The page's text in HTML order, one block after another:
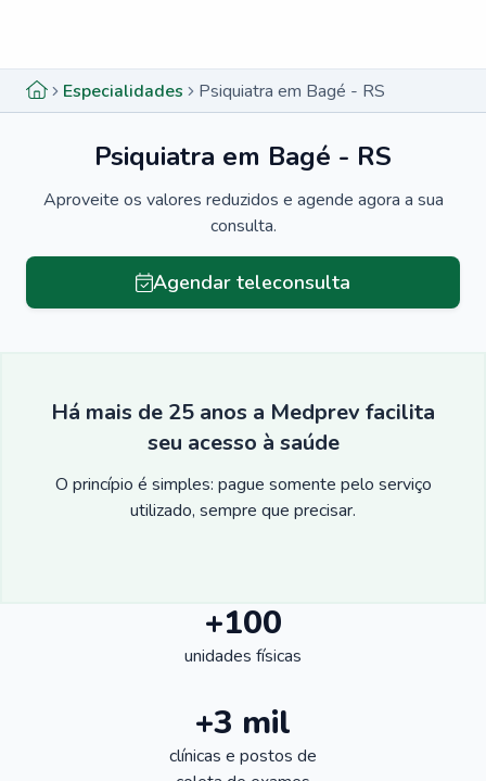
Especialidades Psiquiatra em Bagé - RS
Psiquiatra em Bagé - RS
Aproveite os valores reduzidos e agende agora a sua
consulta.
Agendar teleconsulta
Há mais de 25 anos a Medprev facilita
seu acesso à saúde
O princípio é simples: pague somente pelo serviço
utilizado, sempre que precisar.
+100
unidades físicas
+3 mil
clínicas e postos de